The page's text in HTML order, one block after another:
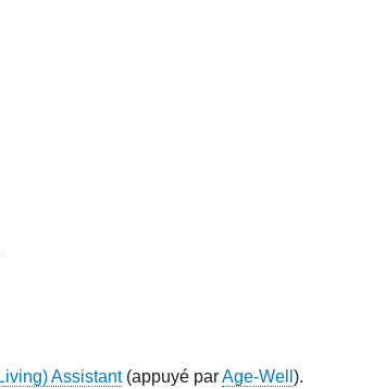
Assistant(appuyé parAge-Well ).